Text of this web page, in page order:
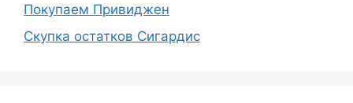
Покупаем Привиджен
Скупка остатков Сигардис